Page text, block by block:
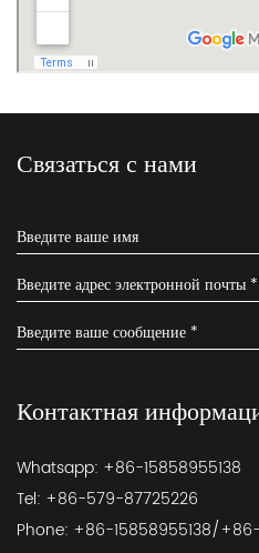
Связаться с нами
Контактная
Whatsapp: +86-15858955138
Tel: +86-579-87725226
Phone: +86-15858955138/